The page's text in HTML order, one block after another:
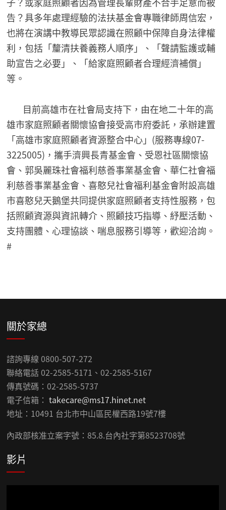
告？具多年處理經驗的法扶基金會專職律師周信宏，
也將在演講中教導民眾認識在照顧中保障自身法律權
利，包括「釐清扶養義務人順序」、「聲請監護或輔
助宣告之必要」、「給家庭照顧者合理經濟補償」
等。
目前高雄市在社會局支持下，由在地二十年的高
雄市家庭照顧者關懷協會接受高市府委託，承辦建置
「高雄市家庭照顧者資源整合中心」(服務專線07-
3225005)，攜手濟興長青基金會、受恩社區關懷協
會、郭吳麗珠社會福利慈善事業基金會、華仁社會福
利慈善事業基金會、喜憨兒社會福利基金會附設高雄
市喜憨兒天鵝堡共同提供家庭照顧者支持性服務，包
括照顧資源與資訊轉介、照顧技巧指導、紓壓活動、
支持團體、心理協談、喘息服務引導等，歡迎洽詢。
#
關於家總
諮詢專線 0800-507-272
聯絡電話 02-2585-5171、02-2585-5167
傳真號碼：02-2585-5737
電子信箱：takecare@ms17.hinet.net
地址：10491 台北市中山區民權西路19號7樓
內政部核准立案字號：85.8.台內社字第8523708號
影片